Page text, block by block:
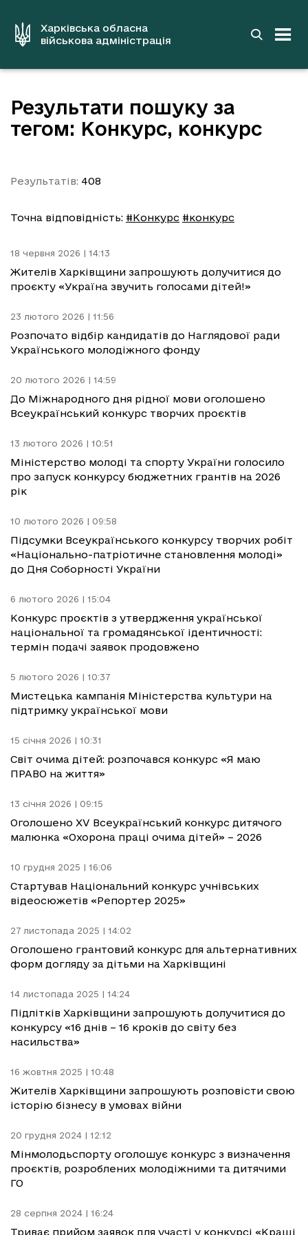
вмістуХарківська обласна
військова адміністрація
Результати пошуку за
тегом: Конкурс, конкурс
Результатів: 408
Точна відповідність: #Конкурс #конкурс
18 червня 2026 | 14:13
Жителів Харківщини запрошують долучитися до
проєкту «Україна звучить голосами дітей!»
23 лютого 2026 | 11:56
Розпочато відбір кандидатів до Наглядової ради
Українського молодіжного фонду
20 лютого 2026 | 14:59
До Міжнародного дня рідної мови оголошено
Всеукраїнський конкурс творчих проєктів
13 лютого 2026 | 10:51
Міністерство молоді та спорту України голосило
про запуск конкурсу бюджетних грантів на 2026
рік
10 лютого 2026 | 09:58
Підсумки Всеукраїнського конкурсу творчих робіт
«Національно-патріотичне становлення молоді»
до Дня Соборності України
6 лютого 2026 | 15:04
Конкурс проєктів з утвердження української
національної та громадянської ідентичності:
термін подачі заявок продовжено
5 лютого 2026 | 10:37
Мистецька кампанія Міністерства культури на
підтримку української мови
15 січня 2026 | 10:31
Світ очима дітей: розпочався конкурс «Я маю
ПРАВО на життя»
13 січня 2026 | 09:15
Оголошено XV Всеукраїнський конкурс дитячого
малюнка «Охорона праці очима дітей» – 2026
10 грудня 2025 | 16:06
Стартував Національний конкурс учнівських
відеосюжетів «Репортер 2025»
27 листопада 2025 | 14:02
Оголошено грантовий конкурс для альтернативних
форм догляду за дітьми на Харківщині
14 листопада 2025 | 14:24
Підлітків Харківщини запрошують долучитися до
конкурсу «16 днів – 16 кроків до світу без
насильства»
16 жовтня 2025 | 10:48
Жителів Харківщини запрошують розповісти свою
історію бізнесу в умовах війни
20 грудня 2024 | 12:12
Мінмолодьспорту оголошує конкурс з визначення
проєктів, розроблених молодіжними та дитячими
ГО
28 серпня 2024 | 16:24
Триває прийом заявок для участі у конкурсі «Кращі